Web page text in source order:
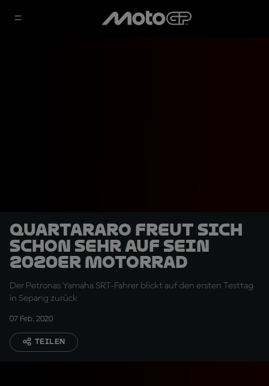
Quartararo freut sich
schon sehr auf sein
2020er Motorrad
Der Petronas Yamaha SRT-Fahrer blickt auf den ersten Testtag
in Sepang zurück
07 Feb. 2020
TEILEN